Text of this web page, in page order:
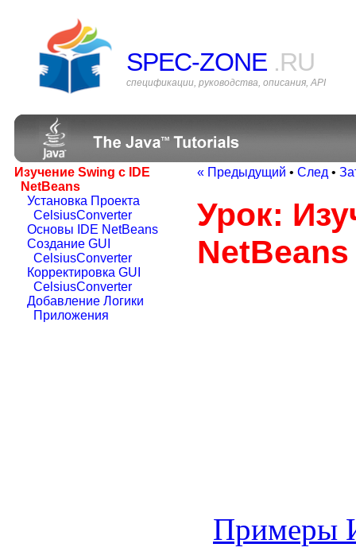
SPEC-ZONE .RU
спецификации, руководства, описания, API
Изучение Swing с IDE
NetBeans
Установка Проекта
CelsiusConverter
Основы IDE NetBeans
Создание GUI
CelsiusConverter
Корректировка GUI
CelsiusConverter
Добавление Логики
Приложения
« Предыдущий • След •
Урок:
NetBeans
Примеры